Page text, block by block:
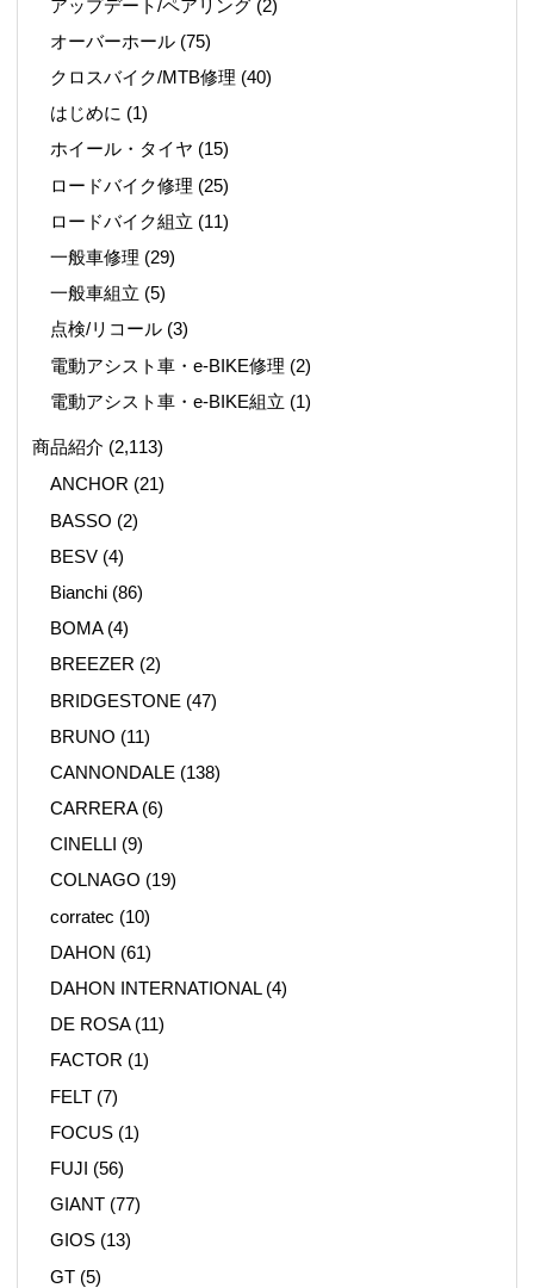
アップデート/ペアリング (2)
オーバーホール (75)
クロスバイク/MTB修理 (40)
はじめに (1)
ホイール・タイヤ (15)
ロードバイク修理 (25)
ロードバイク組立 (11)
一般車修理 (29)
一般車組立 (5)
点検/リコール (3)
電動アシスト車・e-BIKE修理 (2)
電動アシスト車・e-BIKE組立 (1)
商品紹介 (2,113)
ANCHOR (21)
BASSO (2)
BESV (4)
Bianchi (86)
BOMA(4)
BREEZER (2)
BRIDGESTONE (47)
BRUNO (11)
CANNONDALE (138)
CARRERA(6)
CINELLI (9)
COLNAGO (19)
corratec (10)
DAHON (61)
DAHON INTERNATIONAL(4)
DE ROSA(11)
FACTOR (1)
FELT (7)
FOCUS (1)
FUJI (56)
GIANT (77)
GIOS (13)
GT (5)